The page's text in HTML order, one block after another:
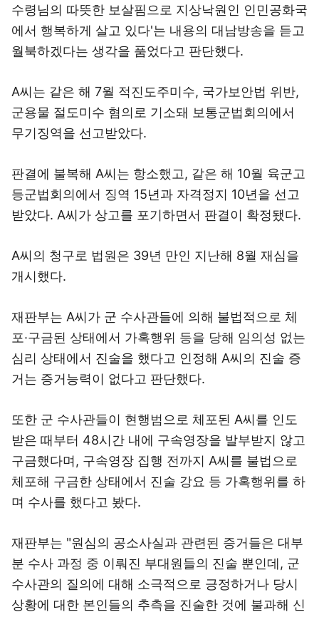
수령님의 따뜻한 보살핌으로 지상낙원인 인민공화국
에서 행복하게 살고 있다'는 내용의 대남방송을 듣고
월북하겠다는 생각을 품었다고 판단했다.
A씨는 같은 해 7월 적진도주미수, 국가보안법 위반,
군용물 절도미수 혐의로 기소돼 보통군법회의에서
무기징역을 선고받았다.
판결에 불복해 A씨는 항소했고, 같은 해 10월 육군고
등군법회의에서 징역 15년과 자격정지 10년을 선고
받았다. A씨가 상고를 포기하면서 판결이 확정됐다.
A씨의 청구로 법원은 39년 만인 지난해 8월 재심을
개시했다.
재판부는 A씨가 군 수사관들에 의해 불법적으로 체
포·구금된 상태에서 가혹행위 등을 당해 임의성 없는
심리 상태에서 진술을 했다고 인정해 A씨의 진술 증
거는 증거능력이 없다고 판단했다.
또한 군 수사관들이 현행범으로 체포된 A씨를 인도
받은 때부터 48시간 내에 구속영장을 발부받지 않고
구금했다며, 구속영장 집행 전까지 A씨를 불법으로
체포해 구금한 상태에서 진술 강요 등 가혹행위를 하
며 수사를 했다고 봤다.
재판부는 "원심의 공소사실과 관련된 증거들은 대부
분 수사 과정 중 이뤄진 부대원들의 진술 뿐인데, 군
수사관의 질의에 대해 소극적으로 긍정하거나 당시
상황에 대한 본인들의 추측을 진술한 것에 불과해 신